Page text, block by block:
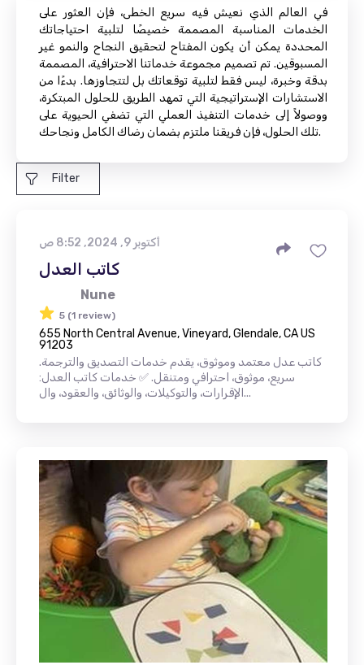
في العالم الذي نعيش فيه سريع الخطى، فإن العثور على
الخدمات المناسبة المصممة خصيصًا لتلبية احتياجاتك
المحددة يمكن أن يكون المفتاح لتحقيق النجاح والنمو غير
المسبوقين. تم تصميم مجموعة خدماتنا الاحترافية، المصممة
بدقة وخبرة، ليس فقط لتلبية توقعاتك بل لتتجاوزها. بدءًا من
الاستشارات الإستراتيجية التي تمهد الطريق للحلول المبتكرة،
ووصولاً إلى خدمات التنفيذ العملي التي تضفي الحيوية على
تلك الحلول، فإن فريقنا ملتزم بضمان رضاك ​​الكامل ونجاحك.
Filter
أكتوبر 9, 2024, 8:52 ص
كاتب العدل
Nune
5 (1 review)
655 North Central Avenue, Vineyard, Glendale, CA US
91203
كاتب عدل معتمد وموثوق، يقدم خدمات التصديق والترجمة.
سريع، موثوق، احترافي ومتنقل. ✅ خدمات كاتب العدل:
الإقرارات، والتوكيلات، والوثائق، والعقود، وال...